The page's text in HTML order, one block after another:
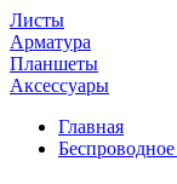
Листы
Арматура
Планшеты
Аксессуары
Главная